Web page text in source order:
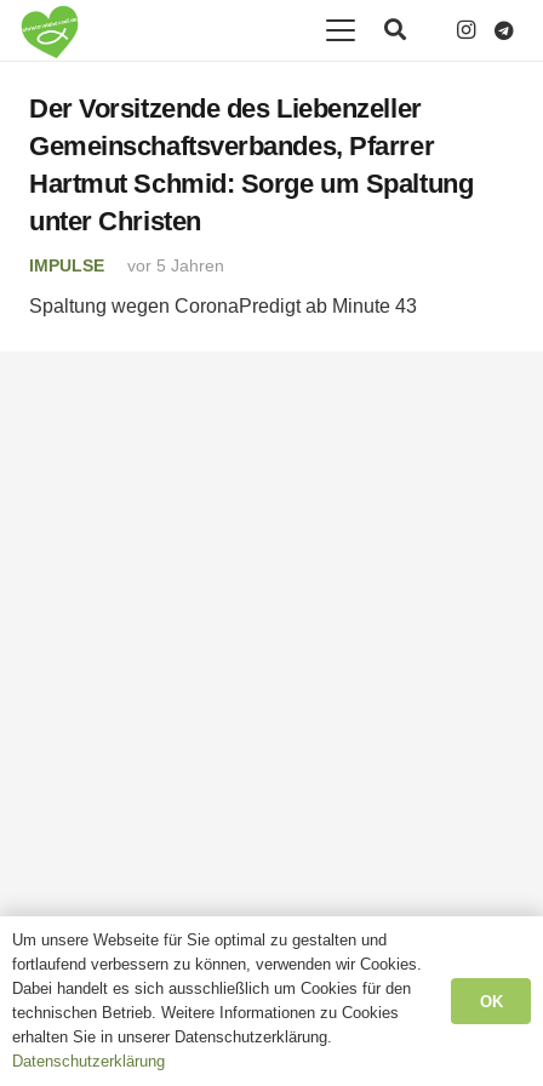
Der Vorsitzende des Liebenzeller
Gemeinschaftsverbandes, Pfarrer
Hartmut Schmid: Sorge um Spaltung
unter Christen
IMPULSE vor 5 Jahren
Spaltung wegen CoronaPredigt ab Minute 43
Um unsere Webseite für Sie optimal zu gestalten und
fortlaufend verbessern zu können, verwenden wir Cookies.
Dabei handelt es sich ausschließlich um Cookies für den
technischen Betrieb. Weitere Informationen zu Cookies
erhalten Sie in unserer Datenschutzerklärung.
Datenschutzerklärung
OK